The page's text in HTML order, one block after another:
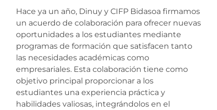
Hace ya un año, Dinuy y CIFP Bidasoa firmamos
un acuerdo de colaboración para ofrecer nuevas
oportunidades a los estudiantes mediante
programas de formación que satisfacen tanto
las necesidades académicas como
empresariales. Esta colaboración tiene como
objetivo principal proporcionar a los
estudiantes una experiencia práctica y
habilidades valiosas, integrándolos en el